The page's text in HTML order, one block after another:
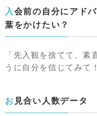
入会前の自分にアドバイスできるなら、どんな言
葉をかけたい？
「先入観を捨てて、素
うに自分を信じてみて
お見合い人数データ